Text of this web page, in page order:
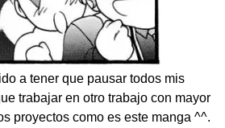
a tener que pausar todos mis
trabajar en otro trabajo con mayor
proyectos como es este manga ^^.